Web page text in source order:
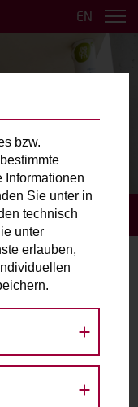
EN
/ Hannah-
bzw.
Informationen
Sie unter in
technisch
unter
erlauben,